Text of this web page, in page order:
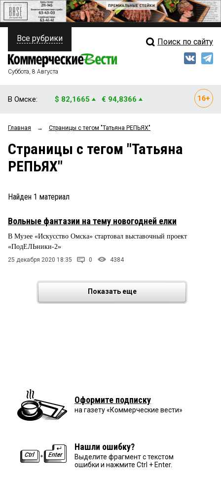
ПОЛИТИКА
ФИНАНСЫ
ОБЩЕСТВО
ЗАКОН
ПРОИСШЕСТВИЯ
СТИЛЬ ЖИЗНИ
Свежий выпуск
Мнения
Рейтинги
Все рубрики Поиск по сайту
Суббота, 8 Августа
В Омске: $ 82,1665 € 94,8366
Главная → Страницы c тегом "Татьяна РЕПЬЯХ"
Страницы c тегом "Татьяна
РЕПЬЯХ"
Найден 1 материал
Вольные фантазии на тему новогодней елки
В Музее «Искусство Омска» стартовал выставочный проект
«ПодЕЛЬники-2»
25 декабря 2020 18:35 0 4384
Показать еще
Оформите подписку
на газету «Коммерческие вести»
Нашли ошибку?
Выделите фрагмент с текстом
ошибки и нажмите Ctrl + Enter.